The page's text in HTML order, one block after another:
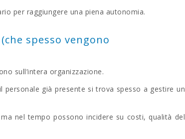
per raggiungere una piena autonomia.
spesso vengono
sull’intera organizzazione.
già presente si trova spesso a gestire un
nel tempo possono incidere su costi, qualità del